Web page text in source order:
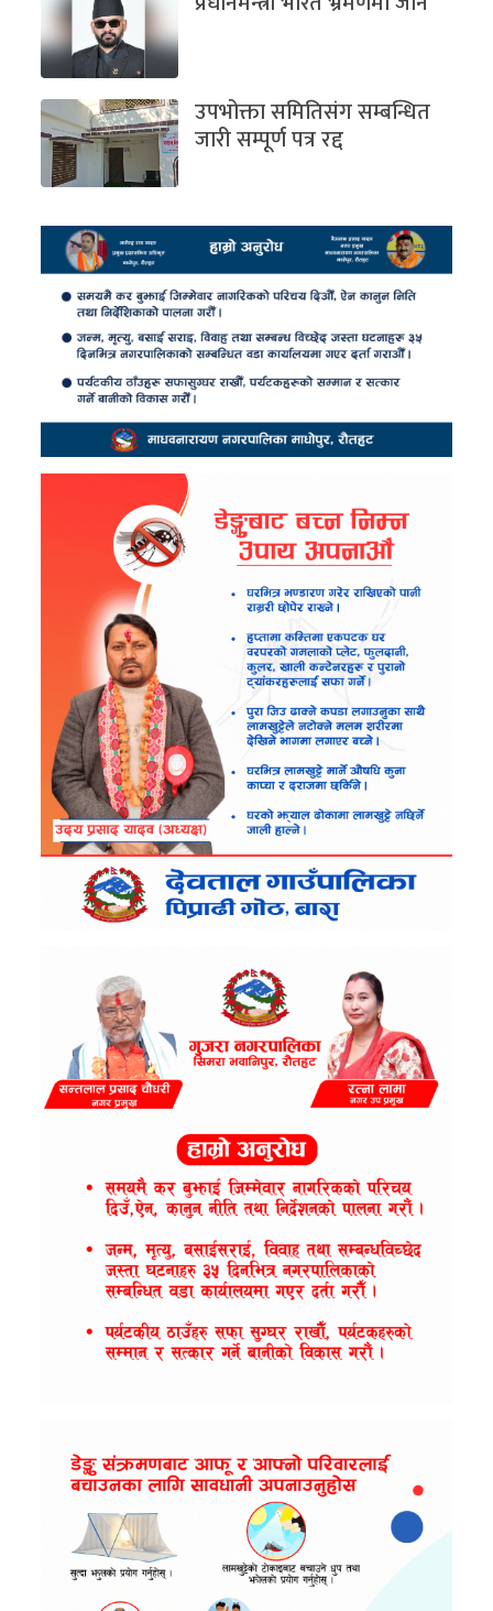
उपभोक्ता समितिसंग सम्बन्धित
जारी सम्पूर्ण पत्र रद्द